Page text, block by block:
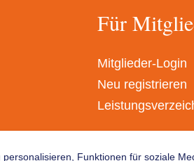
Für
Mitglieder-Login
Neu registrieren
Funktionen für soziale